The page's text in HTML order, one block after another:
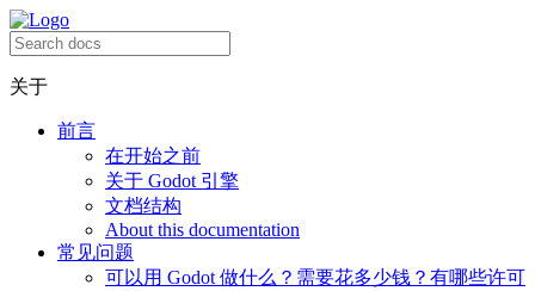
关于
前言
在开始之前
关于 Godot 引擎
文档结构
About this documentation
常见问题
可以用 Godot 做什么？需要花多少钱？有哪些许可